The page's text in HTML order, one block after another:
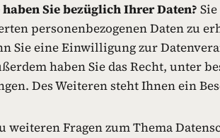
haben Sie bezüglich Ihrer Daten?
personenbezogenen Daten zu
Sie eine Einwilligung zur
haben Sie das Recht, unter
Des Weiteren steht Ihnen ein
weiteren Fragen zum Thema